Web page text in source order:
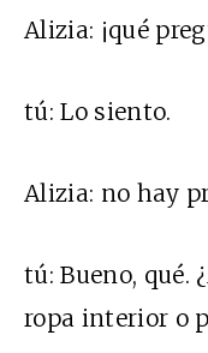
Alizia: ¡qué
tú: Lo siento.
Alizia: no hay
tú:Bueno, qué.
ropa interior o